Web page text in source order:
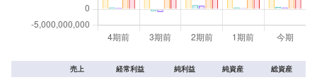
売上 経常利益 純利益 純資産 総資産